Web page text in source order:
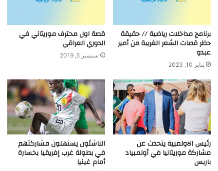
برنامج مداخلات رياضية // حقيقة
حظر قصات الشعر الغريبة من أمير
عبدو
يناير 10, 2023
قصة اول محترف موريتاني في
الدوري العراقي
سبتمبر 5, 2019
رئيس الاولمبية يتحدث عن
مشاركة موريتانيا في أولمبياد
باريس
الناشئون يستهلون مشاركتهم
في بطولة غرب إفريقيا بخسارة
أمام غينيا